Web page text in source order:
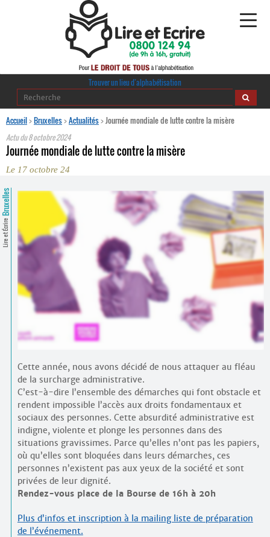
Alphabétisation
Regards croisés
·
Ressources pédagogiques
Comprendre et parler
Bienvenue en Belgique
Espace presse
Contacts
Trouver un lieu d’alphabétisation
Trouver un lieu d’alphabétisation
Accueil>Bruxelles>Actualités>Journée mondiale de lutte contre la misère
Actu du8 octobre 2024
Journée mondiale de lutte contre la misère
Le 17 octobre 24
Lire et Écrire
Bruxelles
Cette année, nous avons décidé de nous attaquer au fléau
de la surcharge administrative.
C’est-à-dire l’ensemble des démarches qui font obstacle et
rendent impossible l’accès aux droits fondamentaux et
sociaux des personnes. Cette absurdité administrative est
indigne, violente et plonge les personnes dans des
situations gravissimes. Parce qu’elles n’ont pas les papiers,
où qu’elles sont bloquées dans leurs démarches, ces
personnes n’existent pas aux yeux de la société et sont
privées de leur dignité.
Rendez-vous place de la Bourse de 16h à 20h
Plus d’infos et inscription à la mailing liste de préparation
de l’événement.